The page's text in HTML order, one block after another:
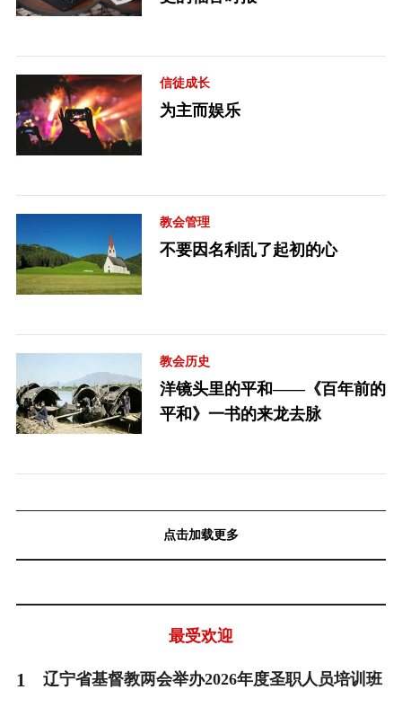
信徒成长
为主而娱乐
教会管理
不要因名利乱了起初的心
教会历史
洋镜头里的平和——《百年前的
平和》一书的来龙去脉
点击加载更多
最受欢迎
1 辽宁省基督教两会举办2026年度圣职人员培训班